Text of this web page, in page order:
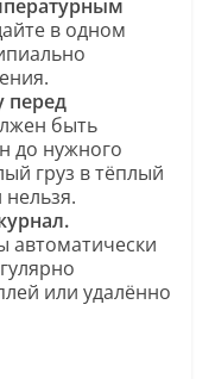
в одном
перед
быть
до нужного
груз в тёплый
автоматически
или удалённо